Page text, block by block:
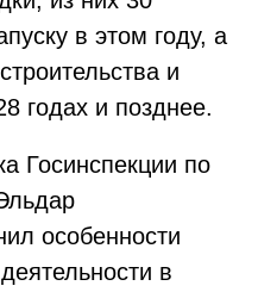
в этом году, а
и
годах и позднее.
Госинспекции по
особенности
в